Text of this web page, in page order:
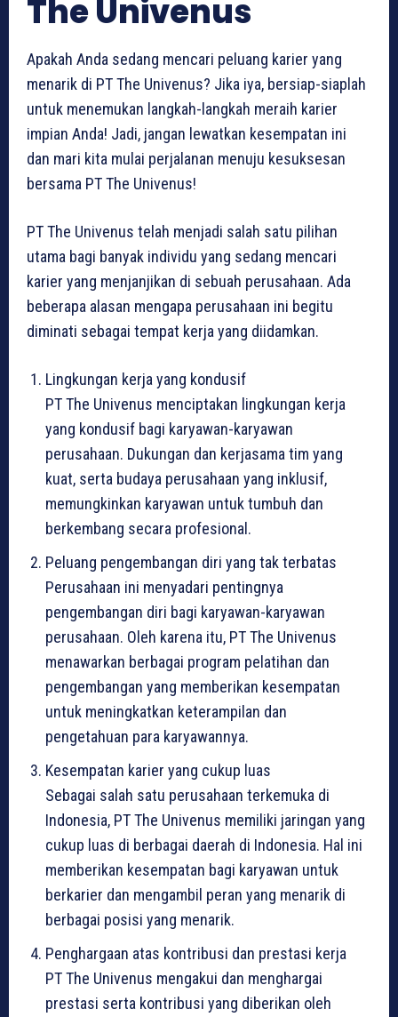
The Univenus
Apakah Anda sedang mencari peluang karier yang
menarik di PT The Univenus? Jika iya, bersiap-siaplah
untuk menemukan langkah-langkah meraih karier
impian Anda! Jadi, jangan lewatkan kesempatan ini
dan mari kita mulai perjalanan menuju kesuksesan
bersama PT The Univenus!
PT The Univenus telah menjadi salah satu pilihan
utama bagi banyak individu yang sedang mencari
karier yang menjanjikan di sebuah perusahaan. Ada
beberapa alasan mengapa perusahaan ini begitu
diminati sebagai tempat kerja yang diidamkan.
Lingkungan kerja yang kondusif
PT The Univenus menciptakan lingkungan kerja
yang kondusif bagi karyawan-karyawan
perusahaan. Dukungan dan kerjasama tim yang
kuat, serta budaya perusahaan yang inklusif,
memungkinkan karyawan untuk tumbuh dan
berkembang secara profesional.
Peluang pengembangan diri yang tak terbatas
Perusahaan ini menyadari pentingnya
pengembangan diri bagi karyawan-karyawan
perusahaan. Oleh karena itu, PT The Univenus
menawarkan berbagai program pelatihan dan
pengembangan yang memberikan kesempatan
untuk meningkatkan keterampilan dan
pengetahuan para karyawannya.
Kesempatan karier yang cukup luas
Sebagai salah satu perusahaan terkemuka di
Indonesia, PT The Univenus memiliki jaringan yang
cukup luas di berbagai daerah di Indonesia. Hal ini
memberikan kesempatan bagi karyawan untuk
berkarier dan mengambil peran yang menarik di
berbagai posisi yang menarik.
Penghargaan atas kontribusi dan prestasi kerja
PT The Univenus mengakui dan menghargai
prestasi serta kontribusi yang diberikan oleh